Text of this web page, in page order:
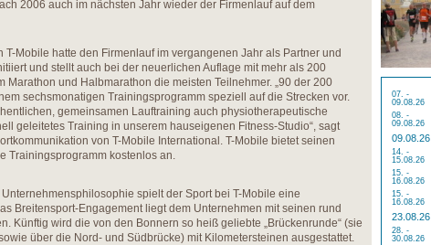
2006 auch im nächsten Jahr wieder der Firmenlauf auf dem
T-Mobile hatte den Firmenlauf im vergangenen Jahr als Partner und
und stellt auch bei der neuerlichen Auflage mit mehr als 200
Marathon und Halbmarathon die meisten Teilnehmer. „90 der 200
sechsmonatigen Trainingsprogramm speziell auf die Strecken vor.
gemeinsamen Lauftraining auch physiotherapeutische
geleitetes Training in unserem hauseigenen Fitness-Studio“, sagt
von T-Mobile International. T-Mobile bietet seinen
Trainingsprogramm kostenlos an.
spielt der Sport bei T-Mobile eine
Breitensport-Engagement liegt dem Unternehmen mit seinen rund
Künftig wird die von den Bonnern so heiß geliebte „Brückenrunde“ (sie
über die Nord- und Südbrücke) mit Kilometersteinen ausgestattet.
07. -
09.08.26
08. -
09.08.26
09.08.26
14. -
15.08.26
15. -
16.08.26
15. -
16.08.26
23.08.26
28. -
30.08.26